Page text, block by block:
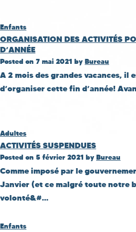
Enfants
ORGANISATION DES ACTIVITÉS
D’ANNÉE
Posted on 7 mai 2021 by Bureau
A 2 mois des grandes vacances, il
d’organiser cette fin d’année!
Adultes
ACTIVITÉS SUSPENDUES
Posted on 5 février 2021 by Bureau
Comme imposé par le
Janvier (et ce malgré toute notre
volonté&#…
Enfants